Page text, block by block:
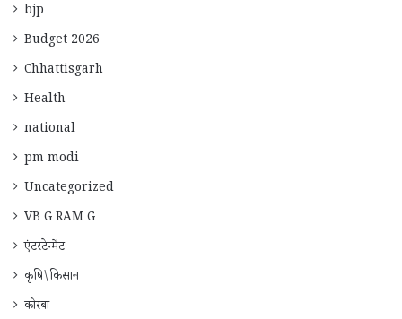
bjp
Budget 2026
Chhattisgarh
Health
national
pm modi
Uncategorized
VB G RAM G
एंटरटेन्मेंट
कृषि\किसान
कोरबा